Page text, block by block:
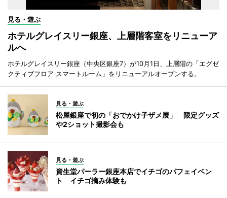
見る・遊ぶ
ホテルグレイスリー銀座、上層階客室をリニューア
ルへ
ホテルグレイスリー銀座（中央区銀座7）が10月1日、上層階の「エグゼ
クティブフロア スマートルーム」をリニューアルオープンする。
見る・遊ぶ
松屋銀座で初の「おでかけ子ザメ展」 限定グッズ
や2ショット撮影会も
見る・遊ぶ
資生堂パーラー銀座本店でイチゴのパフェイベン
ト イチゴ摘み体験も